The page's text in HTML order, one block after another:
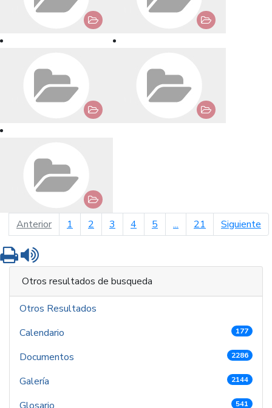
Anteriorpágina anterior
1 2 3 4 5 ... 21 Siguiente
Imprimir
Otros resultados de busqueda
Otros Resultados
Calendario
177
Documentos 2286
Galería 2144
541